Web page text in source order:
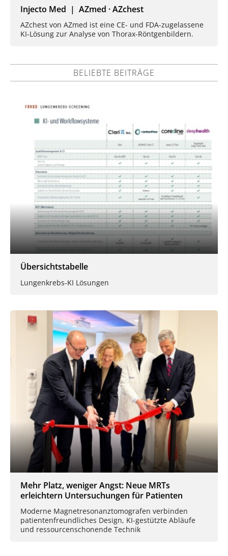
Injecto Med | AZmed · AZchest
AZchest von AZmed ist eine CE- und FDA-zugelassene
KI-Lösung zur Analyse von Thorax-Röntgenbildern.
BELIEBTE BEITRÄGE
Übersichtstabelle
Lungenkrebs-KI Lösungen
Mehr Platz, weniger Angst: Neue MRTs
erleichtern Untersuchungen für Patienten
Moderne Magnetresonanztomografen verbinden
patientenfreundliches Design, KI-gestützte Abläufe
und ressourcenschonende Technik